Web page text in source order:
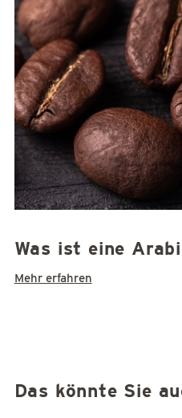
Was ist eine
Mehr erfahren
Das könnte Sie